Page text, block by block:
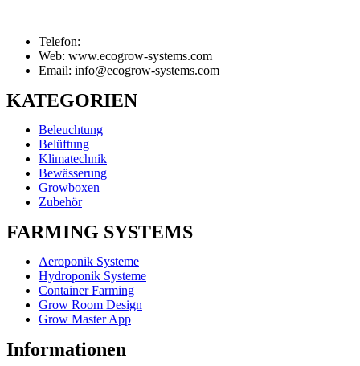
Telefon:
Web: www.ecogrow-systems.com
Email: info@ecogrow-systems.com
KATEGORIEN
Beleuchtung
Belüftung
Klimatechnik
Bewässerung
Growboxen
Zubehör
FARMING SYSTEMS
Aeroponik Systeme
Hydroponik Systeme
Container Farming
Grow Room Design
Grow Master App
Informationen